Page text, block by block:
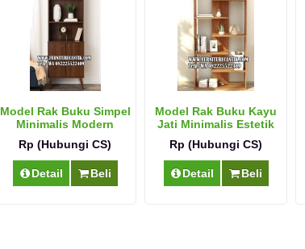
Model Rak Buku Simpel
Minimalis Modern
Rp (Hubungi CS)
Detail Beli
Model Rak Buku Kayu
Jati Minimalis Estetik
Rp (Hubungi CS)
Detail Beli